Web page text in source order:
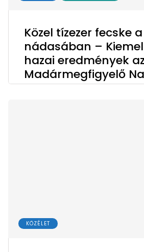
Közel tízezer fecske
nádasában –
hazai eredmények
Madármegfigyelő
KÖZÉLET